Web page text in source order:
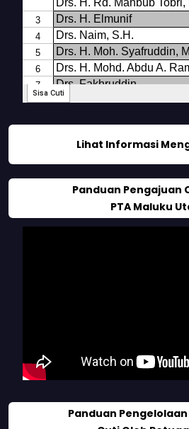
Lihat Informasi
Panduan Pengajuan
PTA Maluku
Panduan